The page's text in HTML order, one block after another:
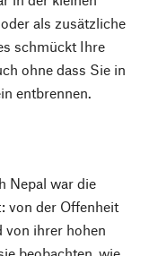
als zusätzliche
schmückt Ihre
ohne dass Sie in
entbrennen.
Nepal war die
von der Offenheit
von ihrer hohen